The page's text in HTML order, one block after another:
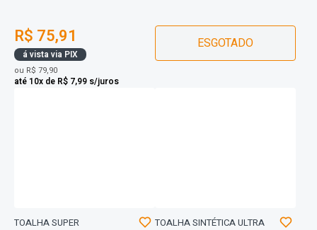
R$ 75,91
á vista via PIX
ou R$ 79,90
até 10x de R$ 7,99 s/juros
ESGOTADO
TOALHA SUPER
TOALHA SINTÉTICA ULTRA